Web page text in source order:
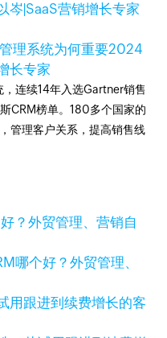
岑|SaaS营销增长专家
理系统为何重要2024
长专家
，连续14年入选Gartner销售
CRM榜单。180多个国家的
管理客户关系，提高销售线
哪个好？外贸管理、